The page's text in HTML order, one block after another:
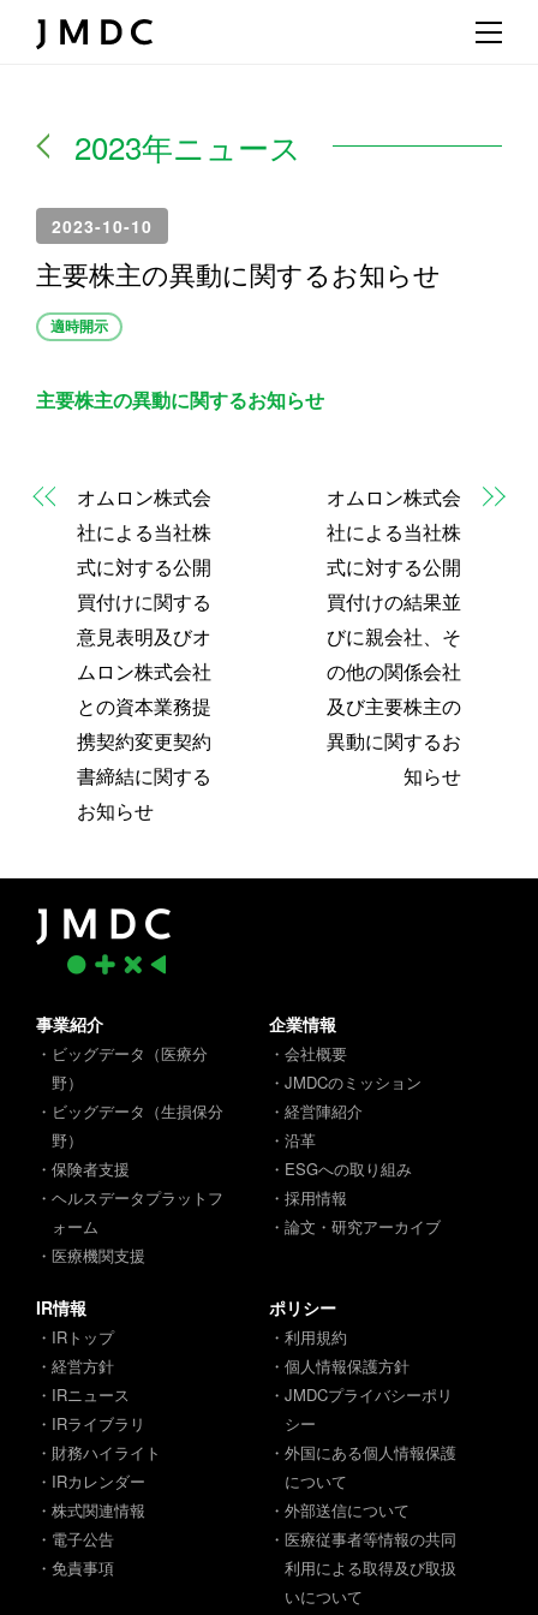
2023年ニュース
2023-10-10
主要株主の異動に関するお知らせ
適時開示
主要株主の異動に関するお知らせ
オムロン株式会
社による当社株
式に対する公開
買付けに関する
意見表明及びオ
ムロン株式会社
との資本業務提
携契約変更契約
書締結に関する
お知らせ
オムロン株式会
社による当社株
式に対する公開
買付けの結果並
びに親会社、そ
の他の関係会社
及び主要株主の
異動に関するお
知らせ
事業紹介
・ビッグデータ（医療分
野）
・ビッグデータ（生損保分
野）
・保険者支援
・ヘルスデータプラットフ
ォーム
・医療機関支援
企業情報
・会社概要
・JMDCのミッション
・経営陣紹介
・沿革
・ESGへの取り組み
・採用情報
・論文・研究アーカイブ
IR情報
・IRトップ
・経営方針
・IRニュース
・IRライブラリ
・財務ハイライト
・IRカレンダー
・株式関連情報
・電子公告
・免責事項
ポリシー
・利用規約
・個人情報保護方針
・JMDCプライバシーポリ
シー
・外国にある個人情報保護
について
・外部送信について
・医療従事者等情報の共同
利用による取得及び取扱
いについて